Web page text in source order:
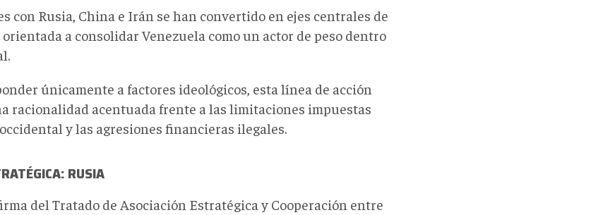
con Rusia, China e Irán se han convertido en ejes centrales de
a consolidar Venezuela como un actor de peso dentro
únicamente a factores ideológicos, esta línea de acción
racionalidad acentuada frente a las limitaciones impuestas
y las agresiones financieras ilegales.
RUSIA
del Tratado de Asociación Estratégica y Cooperación entre